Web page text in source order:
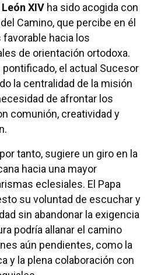
León XIVha sido acogida con
Camino, que percibe en él
hacia los
de orientación ortodoxa.
el actual Sucesor
la centralidad de la misión
de afrontar los
comunión, creatividad y
tanto, sugiere un giro en la
hacia una mayor
eclesiales. El Papa
su voluntad de escuchar y
sin abandonar la exigencia
podría allanar el camino
aún pendientes, como la
y la plena colaboración con